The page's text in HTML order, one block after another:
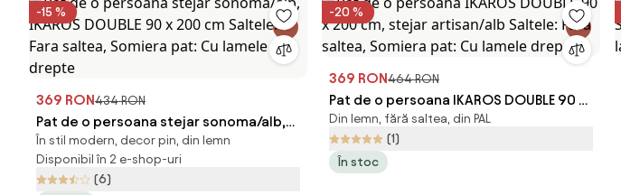
-15 %
369 RON434 RON
Pat de o persoana stejar sonoma/alb,
IKAROS DOUBLE 90 x 200 cm Saltele:
Fara saltea, Somiera pat: Cu lamele
drepte
În stil modern, decor pin, din lemn
Disponibil în 2 e-shop-uri
(6)
-20 %
369 RON464 RON
Pat de o persoana IKAROS DOUBLE 90 x
200 cm, stejar artisan/alb Saltele: Fara
saltea, Somiera pat: Cu lamele drepte
Din lemn, fără saltea, din PAL
(1)
În stoc